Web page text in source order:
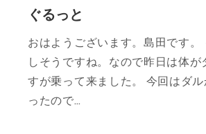
ぐるっと
おはようございます。島田です。
しそうですね。なので昨日は体が
すが乗って来ました。 今回はダ
ったので…